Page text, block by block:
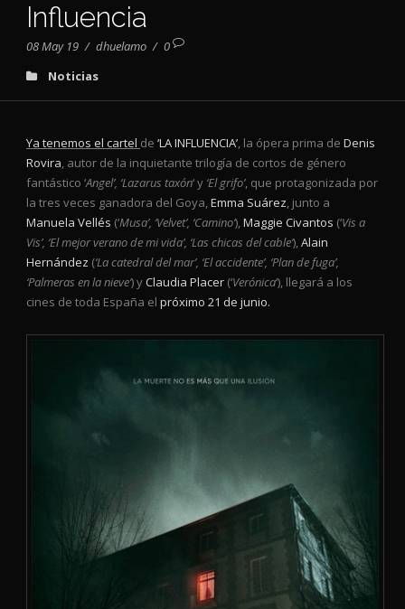
Influencia
08 May 19 / dhuelamo / 0
Noticias
Ya tenemos el cartel de ‘LA INFLUENCIA’, la ópera prima de Denis
Rovira, autor de la inquietante trilogía de cortos de género
fantástico ‘Angel’, ‘Lazarus taxón‘ y ‘El grifo’, que protagonizada por
la tres veces ganadora del Goya,Emma Suárez, junto a
Manuela Vellés (‘Musa’, ‘Velvet’, ‘Camino’),Maggie Civantos (‘Vis a
Vis’, ‘El mejor verano de mi vida’, ‘Las chicas del cable’),Alain
Hernández (‘La catedral del mar’, ‘El accidente’, ‘Plan de fuga’,
‘Palmeras en la nieve’) yClaudia Placer (‘Verónica‘), llegará a los
cines de toda España el próximo 21 de junio.